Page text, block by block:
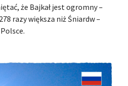
że Bajkał jest ogromny –
razy większa niż Śniardw –